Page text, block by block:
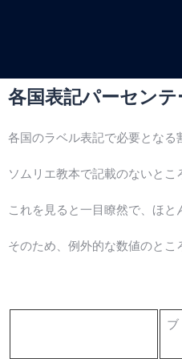
各国表記パーセンテ
各国のラベル表記で必要となる
ソムリエ教本で記載のないとこ
これを見ると一目瞭然で、ほと
そのため、例外的な数値のとこ
ブ